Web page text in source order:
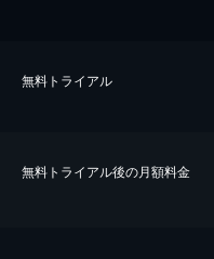
無料トライアル
無料トライアル後の⽉額料金